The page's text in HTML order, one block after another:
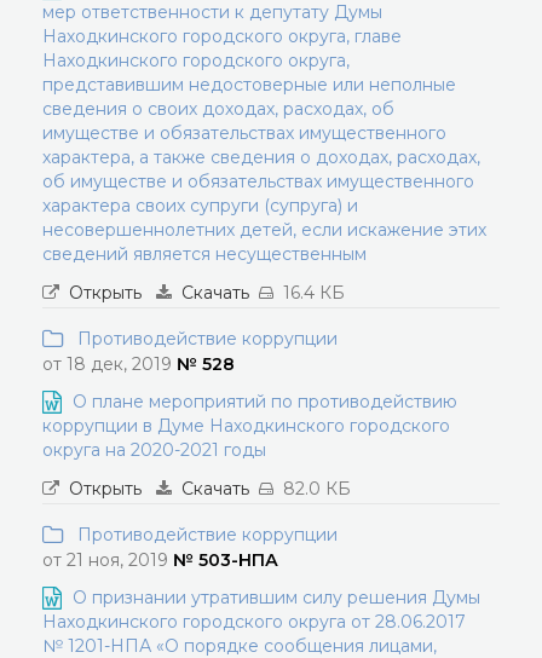
мер ответственности к депутату Думы
Находкинского городского округа, главе
Находкинского городского округа,
представившим недостоверные или неполные
сведения о своих доходах, расходах, об
имуществе и обязательствах имущественного
характера, а также сведения о доходах, расходах,
об имуществе и обязательствах имущественного
характера своих супруги (супруга) и
несовершеннолетних детей, если искажение этих
сведений является несущественным
Открыть
Скачать 16.4 КБ
Противодействие коррупции
от 18 дек, 2019 № 528
О плане мероприятий по противодействию
коррупции в Думе Находкинского городского
округа на 2020-2021 годы
Открыть
Скачать 82.0 КБ
Противодействие коррупции
от 21 ноя, 2019 № 503-НПА
О признании утратившим силу решения Думы
Находкинского городского округа от 28.06.2017
№ 1201-НПА «О порядке сообщения лицами,